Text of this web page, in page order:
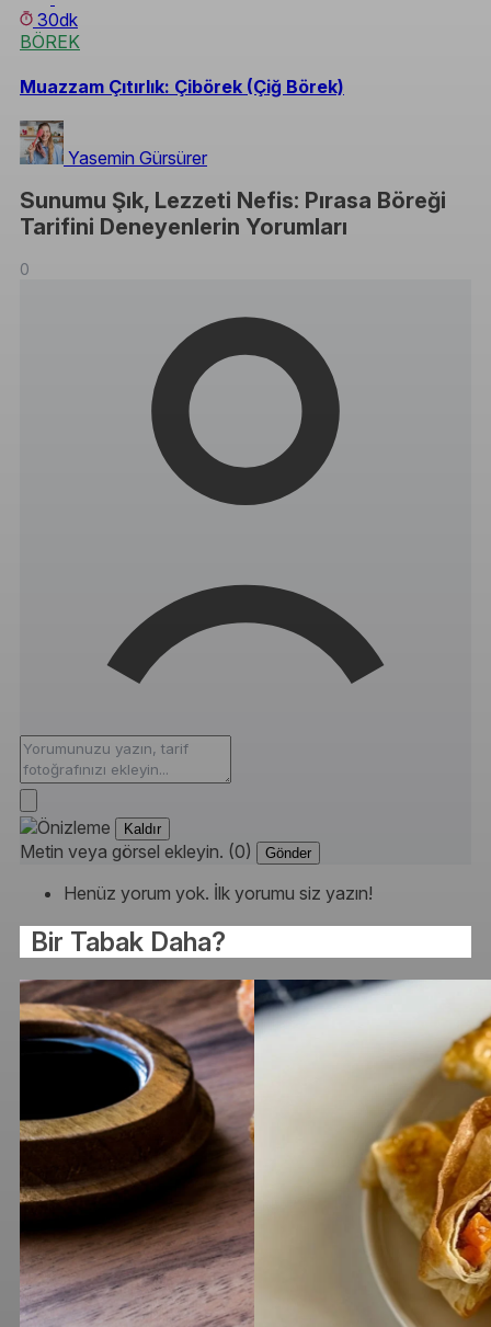
30dk
BÖREK
Muazzam Çıtırlık: Çibörek (Çiğ Börek)
Yasemin Gürsürer
Sunumu Şık, Lezzeti Nefis: Pırasa Böreği
Tarifini Deneyenlerin Yorumları
0
Kaldır
Metin veya görsel ekleyin. (0) Gönder
Henüz yorum yok. İlk yorumu siz yazın!
Bir Tabak Daha?